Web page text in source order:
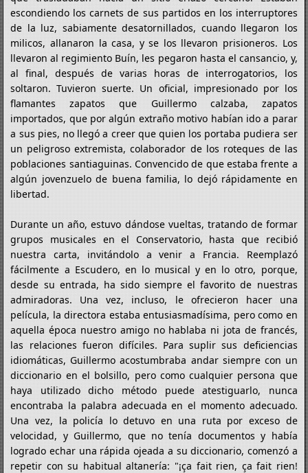
escondiendo los carnets de sus partidos en los interruptores
de la luz, sabiamente desatornillados, cuando llegaron los
milicos, allanaron la casa, y se los llevaron prisioneros. Los
llevaron al regimiento Buín, les pegaron hasta el cansancio, y,
al final, después de varias horas de interrogatorios, los
soltaron. Tuvieron suerte. Un oficial, impresionado por los
flamantes zapatos que Guillermo calzaba, zapatos
importados, que por algún extraño motivo habían ido a parar
a sus pies, no llegó a creer que quien los portaba pudiera ser
un peligroso extremista, colaborador de los roteques de las
poblaciones santiaguinas. Convencido de que estaba frente a
algún jovenzuelo de buena familia, lo dejó rápidamente en
libertad.
Durante un año, estuvo dándose vueltas, tratando de formar
grupos musicales en el Conservatorio, hasta que recibió
nuestra carta, invitándolo a venir a Francia. Reemplazó
fácilmente a Escudero, en lo musical y en lo otro, porque,
desde su entrada, ha sido siempre el favorito de nuestras
admiradoras. Una vez, incluso, le ofrecieron hacer una
película, la directora estaba entusiasmadísima, pero como en
aquella época nuestro amigo no hablaba ni jota de francés,
las relaciones fueron difíciles. Para suplir sus deficiencias
idiomáticas, Guillermo acostumbraba andar siempre con un
diccionario en el bolsillo, pero como cualquier persona que
haya utilizado dicho método puede atestiguarlo, nunca
encontraba la palabra adecuada en el momento adecuado.
Una vez, la policía lo detuvo en una ruta por exceso de
velocidad, y Guillermo, que no tenía documentos y había
logrado echar una rápida ojeada a su diccionario, comenzó a
repetir con su habitual altanería: "¡ça fait rien, ça fait rien!